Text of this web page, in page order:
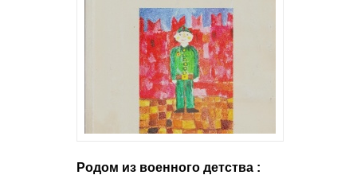
Родом из военного детства :